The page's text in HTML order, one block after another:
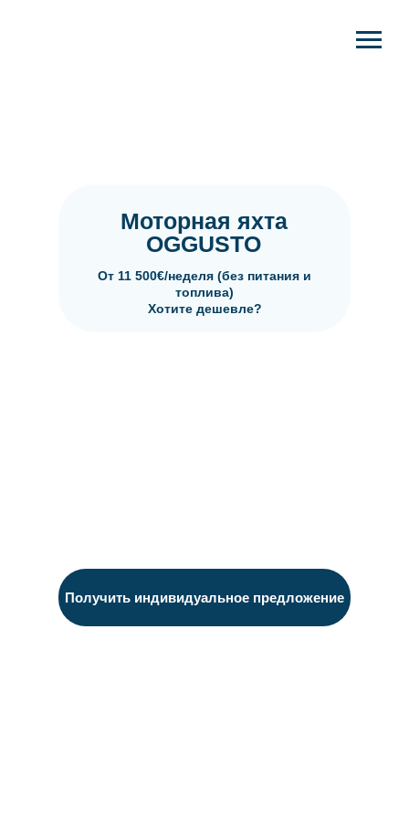
Получить индивидуальное предложение
От 11 500€/неделя (без питания и
топлива)
Хотите дешевле?
Моторная яхта
OGGUSTO